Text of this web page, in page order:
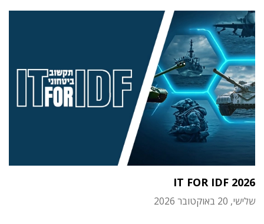
IT FOR IDF 2026
שלישי, 20 באוקטובר 2026